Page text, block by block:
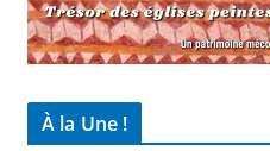
À la Une !